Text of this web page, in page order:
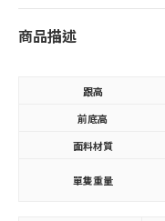
商品描述
跟高
前底高
面料材質
單隻重量